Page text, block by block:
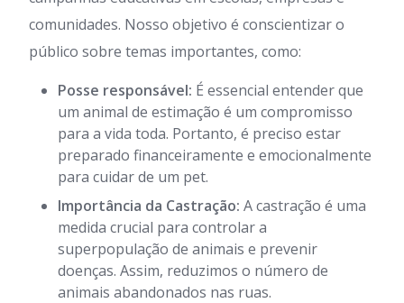
comunidades. Nosso objetivo é conscientizar o
público sobre temas importantes, como:
Posse responsável: É essencial entender que
um animal de estimação é um compromisso
para a vida toda. Portanto, é preciso estar
preparado financeiramente e emocionalmente
para cuidar de um pet.
Importância da Castração: A castração é uma
medida crucial para controlar a
superpopulação de animais e prevenir
doenças. Assim, reduzimos o número de
animais abandonados nas ruas.